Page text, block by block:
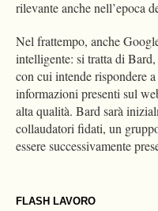
FLASH LAVORO
rilevante anche nell’epoca
Nel frattempo, anche
intelligente: si tratta di
con cui intende rispondere
informazioni presenti sul
alta qualità. Bard sarà
collaudatori fidati, un
essere successivamente